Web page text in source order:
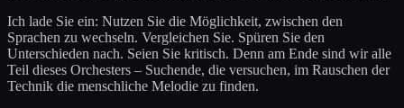
Ich lade Sie ein: Nutzen Sie die Möglichkeit, zwischen den
Sprachen zu wechseln. Vergleichen Sie. Spüren Sie den
Unterschieden nach. Seien Sie kritisch. Denn am Ende sind wir alle
Teil dieses Orchesters – Suchende, die versuchen, im Rauschen der
Technik die menschliche Melodie zu finden.